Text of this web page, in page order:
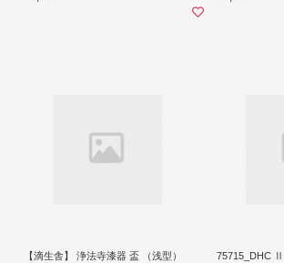
【滴生舎】 浄法寺漆器 盃 （浅型）
75715_DHC